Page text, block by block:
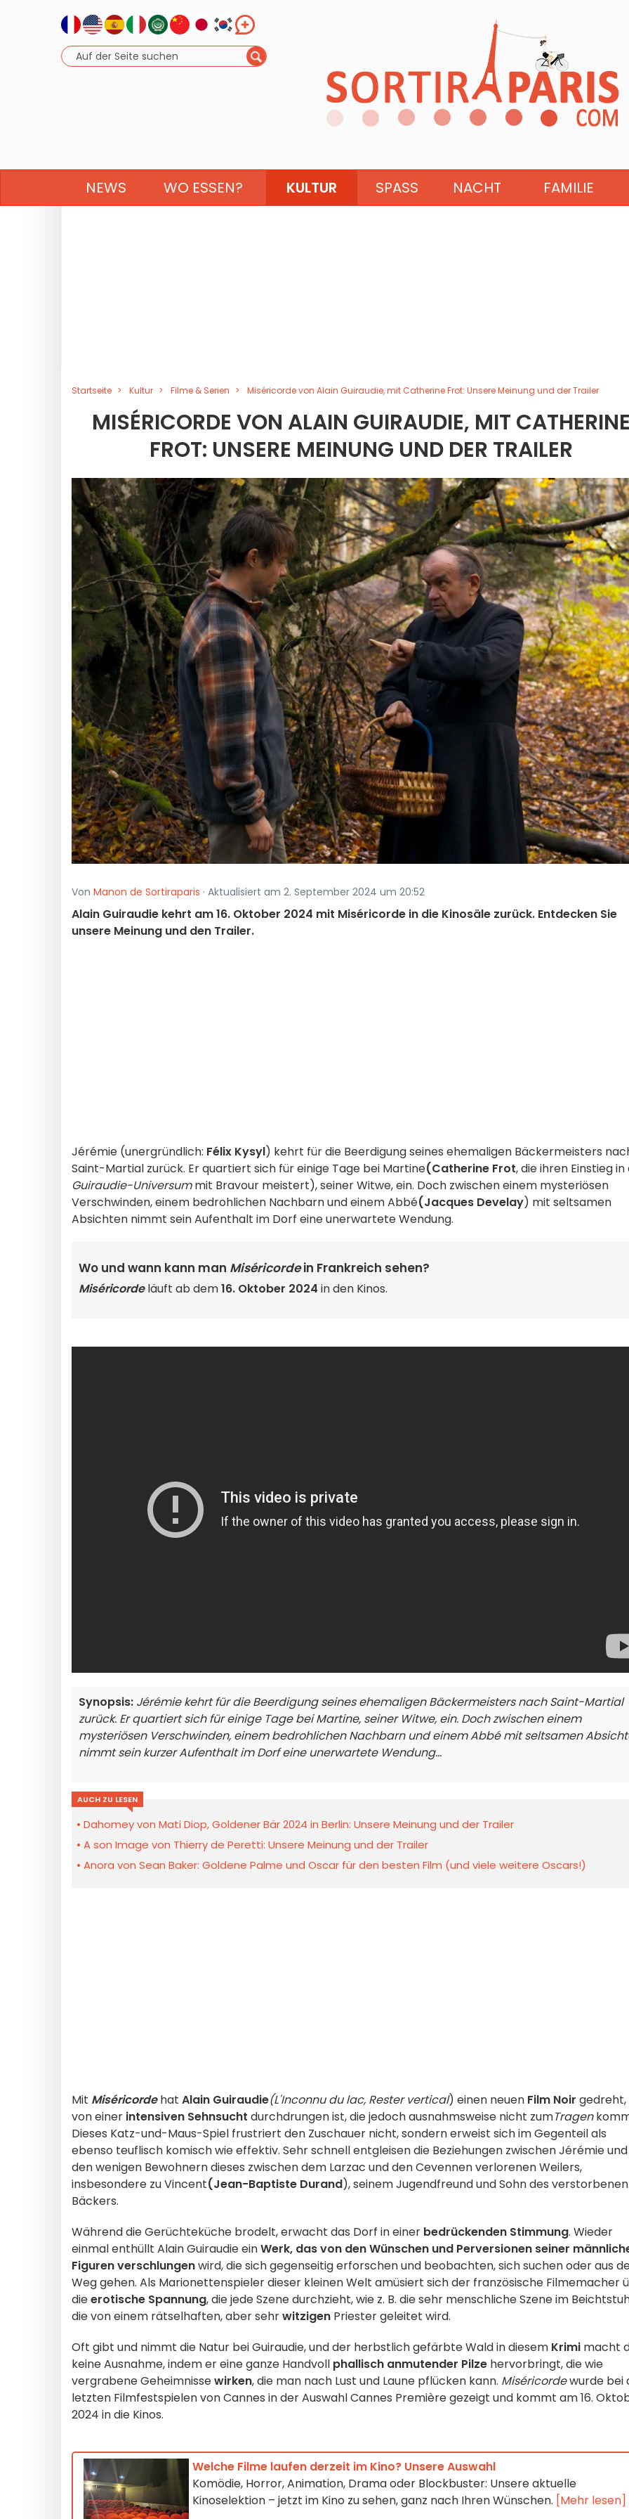
NEWS WO ESSEN? KULTUR SPASS NACHT FAMILIE
Startseite Kultur Filme & Serien Miséricorde von Alain Guiraudie, mit Catherine Frot: Unsere Meinung und der Trailer
MISÉRICORDE VON ALAIN GUIRAUDIE, MIT
FROT: UNSERE MEINUNG UND DER TRAILER
Von Manon de Sortiraparis · Aktualisiert am 2. September 2024 um 20:52
Alain Guiraudie kehrt am 16. Oktober 2024 mit Miséricorde in die Kinosäle zurück. Entdecken Sie
unsere Meinung und den Trailer.
Jérémie (unergründlich: Félix Kysyl) kehrt für die Beerdigung seines ehemaligen Bäckermeisters
Saint-Martial zurück. Er quartiert sich für einige Tage bei Martine(Catherine Frot, die ihren Einstieg in
Guiraudie-Universummit Bravour meistert), seiner Witwe, ein. Doch zwischen einem mysteriösen
Verschwinden, einem bedrohlichen Nachbarn und einem Abbé(Jacques Develay) mit seltsamen
Absichten nimmt sein Aufenthalt im Dorf eine unerwartete Wendung.
Wo und wann kann man Miséricordein Frankreich sehen?
Miséricordeläuft ab dem16. Oktober 2024 in den Kinos.
Synopsis: Jérémie kehrt für die Beerdigung seines ehemaligen Bäckermeisters nach Saint-Martial
zurück. Er quartiert sich für einige Tage bei Martine, seiner Witwe, ein. Doch zwischen einem
mysteriösen Verschwinden, einem bedrohlichen Nachbarn und einem Abbé mit seltsamen
nimmt sein kurzer Aufenthalt im Dorf eine unerwartete Wendung...
AUCH ZU LESEN
Dahomey von Mati Diop, Goldener Bär 2024 in Berlin: Unsere Meinung und der Trailer
A son Image von Thierry de Peretti: Unsere Meinung und der Trailer
Anora von Sean Baker: Goldene Palme und Oscar für den besten Film (und viele weitere Oscars!)
Mit Miséricordehat Alain Guiraudie(L'Inconnu du lac, Rester vertical) einen neuen Film Noir
von einer intensiven Sehnsucht durchdrungen ist, die jedoch ausnahmsweise nicht zumTragen
Dieses Katz-und-Maus-Spiel frustriert den Zuschauer nicht, sondern erweist sich im Gegenteil als
ebenso teuflisch komisch wie effektiv. Sehr schnell entgleisen die Beziehungen zwischen Jérémie und
den wenigen Bewohnern dieses zwischen dem Larzac und den Cevennen verlorenen Weilers,
insbesondere zu Vincent(Jean-Baptiste Durand), seinem Jugendfreund und Sohn des verstorbenen
Bäckers.
Während die Gerüchteküche brodelt, erwacht das Dorf in einer bedrückenden Stimmung. Wieder
einmal enthüllt Alain Guiraudie einWerk, das von den Wünschen und Perversionen seiner
Figuren verschlungenwird, die sich gegenseitig erforschen und beobachten, sich suchen oder aus
Weg gehen. Als Marionettenspieler dieser kleinen Welt amüsiert sich der französische Filmemacher
dieerotische Spannung, die jede Szene durchzieht, wie z. B. die sehr menschliche Szene im
die von einem rätselhaften, aber sehrwitzigen Priester geleitet wird.
Oft gibt und nimmt die Natur bei Guiraudie, und der herbstlich gefärbte Wald in diesem Krimi macht
keine Ausnahme, indem er eine ganze Handvoll phallisch anmutender Pilze hervorbringt, die wie
vergrabene Geheimnissewirken, die man nach Lust und Laune pflücken kann. Miséricordewurde bei
letzten Filmfestspielen von Cannes in der Auswahl Cannes Première gezeigt und kommt am 16.
2024 in die Kinos.
Welche Filme laufen derzeit im Kino? Unsere Auswahl
Komödie, Horror, Animation, Drama oder Blockbuster: Unsere aktuelle
Kinoselektion – jetzt im Kino zu sehen, ganz nach Ihren Wünschen. [Mehr lesen]